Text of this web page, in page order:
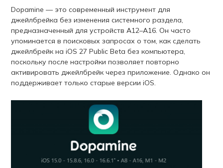
Dopamine — это современный инструмент для
джейлбрейка без изменения системного раздела,
предназначенный для устройств A12–A16. Он часто
упоминается в поисковых запросах о том, как сделать
джейлбрейк на iOS 27 Public Beta без компьютера,
поскольку после настройки позволяет повторно
активировать джейлбрейк через приложение. Однако он
поддерживает только старые версии iOS.